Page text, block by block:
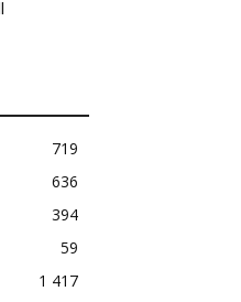
719
636
394
59
1 417